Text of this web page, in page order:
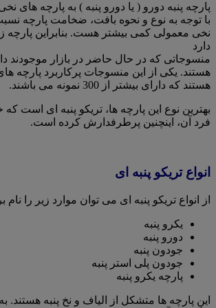
پارچه پنبه دورو ( یا دورو پنبه ) به پارچه های
با توجه به نوع و نحوه بافت، ضخامت پارچه
نخی معمولی کمی بیشتر هست. بنابراین
دارد
منسوجاتی که در حال حاضر در بازار موجودند
هستند. یکی از این منسوجات پرکاربرد پارچه های
هستند که دارای بیشتر از 300 نمونه می باشند.
بهترین نوع این پارچه ها، تریکو پنبه ای است
فرد آن، اینچنین پرطرفدارش کرده است.
انواع تریکو پنبه ای
از انواع تریکو پنبه ای می توان موارد زیر را نام
یکرو پنبه
دورو پنبه
جودون پنبه
جودون پلی استر پنبه
پارچه یکرو پنبه
این پارچه ها متشکل از الیاف و نخ پنبه هستند.